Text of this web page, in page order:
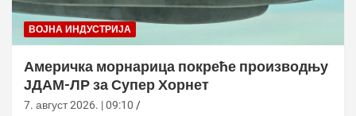
ВОЈНА ИНДУСТРИЈА
Америчка морнарица покреће производњу
ЈДАМ-ЛР за Супер Хорнет
7. август 2026. | 09:10